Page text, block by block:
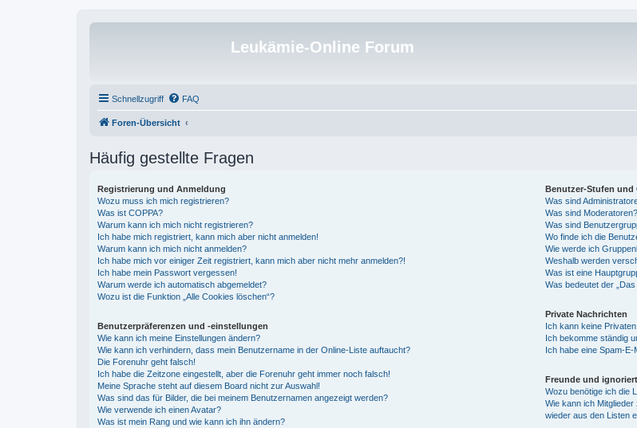
Leukämie-Online Forum
Schnellzugriff FAQ
Foren-Übersicht
Häufig gestellte Fragen
Registrierung und Anmeldung
Wozu muss ich mich registrieren?
Was ist COPPA?
Warum kann ich mich nicht registrieren?
Ich habe mich registriert, kann mich aber nicht anmelden!
Warum kann ich mich nicht anmelden?
Ich habe mich vor einiger Zeit registriert, kann mich aber nicht mehr anmelden?!
Ich habe mein Passwort vergessen!
Warum werde ich automatisch abgemeldet?
Wozu ist die Funktion „Alle Cookies löschen“?
Benutzerpräferenzen und -einstellungen
Wie kann ich meine Einstellungen ändern?
Wie kann ich verhindern, dass mein Benutzername in der Online-Liste auftaucht?
Die Forenuhr geht falsch!
Ich habe die Zeitzone eingestellt, aber die Forenuhr geht immer noch falsch!
Meine Sprache steht auf diesem Board nicht zur Auswahl!
Was sind das für Bilder, die bei meinem Benutzernamen angezeigt werden?
Wie verwende ich einen Avatar?
Was ist mein Rang und wie kann ich ihn ändern?
Benutzer-Stufen und
Was sind
Was sind Moderatoren?
Was sind
Wo finde ich die
Wie werde ich
Weshalb werden
Was ist eine
Was bedeutet der
Private Nachrichten
Ich kann keine
Ich bekomme ständig
Ich habe eine Spam-
Freunde und
Wozu benötige ich die
Wie kann ich
wieder aus den Listen